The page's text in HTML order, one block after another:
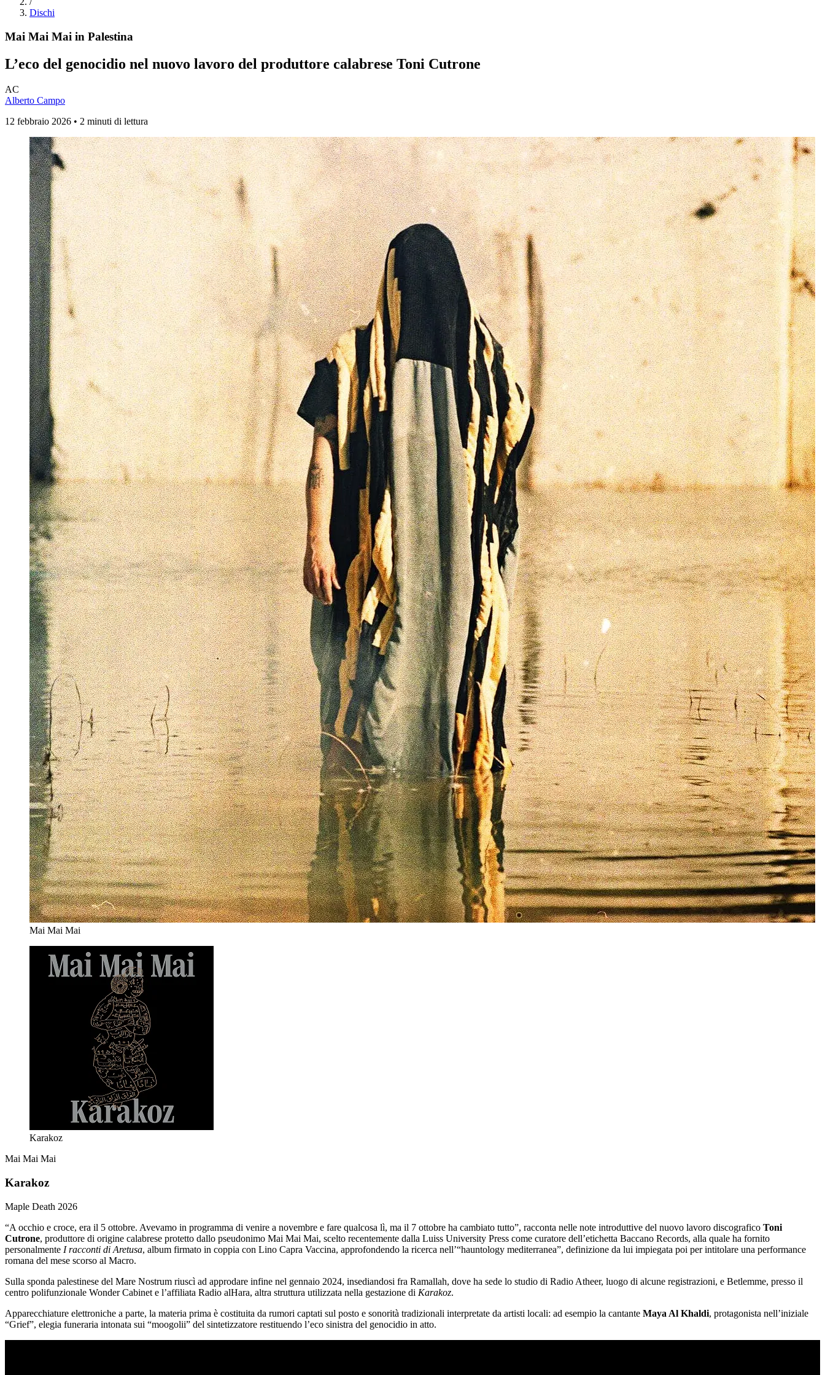
Dischi
Mai Mai Mai in Palestina
L’eco del genocidio nel nuovo lavoro del produttore calabrese Toni Cutrone
AC
Alberto Campo
12 febbraio 2026 • 2 minuti di lettura
Mai Mai Mai
Karakoz
Mai Mai Mai
Karakoz
Maple Death 2026
“A occhio e croce, era il 5 ottobre. Avevamo in programma di venire a novembre e fare qualcosa lì, ma il 7 ottobre ha cambiato tutto”, racconta nelle note introduttive del nuovo lavoro discografico Toni
Cutrone, produttore di origine calabrese protetto dallo pseudonimo Mai Mai Mai, scelto recentemente dalla Luiss University Press come curatore dell’etichetta Baccano Records, alla quale ha fornito
personalmente I racconti di Aretusa, album firmato in coppia con Lino Capra Vaccina, approfondendo la ricerca nell’“hauntology mediterranea”, definizione da lui impiegata poi per intitolare una performance
romana del mese scorso al Macro.
Sulla sponda palestinese del Mare Nostrum riuscì ad approdare infine nel gennaio 2024, insediandosi fra Ramallah, dove ha sede lo studio di Radio Atheer, luogo di alcune registrazioni, e Betlemme, presso il
centro polifunzionale Wonder Cabinet e l’affiliata Radio alHara, altra struttura utilizzata nella gestazione di Karakoz.
Apparecchiature elettroniche a parte, la materia prima è costituita da rumori captati sul posto e sonorità tradizionali interpretate da artisti locali: ad esempio la cantante Maya Al Khaldi, protagonista nell’iniziale
“Grief”, elegia funeraria intonata sui “moogolii” del sintetizzatore restituendo l’eco sinistra del genocidio in atto.